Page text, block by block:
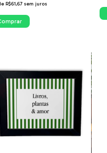
R$61,67 sem juros